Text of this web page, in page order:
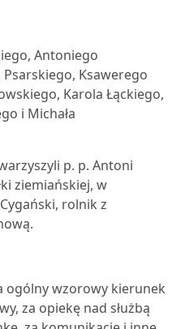
Antoniego
Ksawerego
Karola Łąckiego,
i Michała
p. p. Antoni
ziemiańskiej, w
rolnik z
ogólny wzorowy kierunek
za opiekę nad służbą